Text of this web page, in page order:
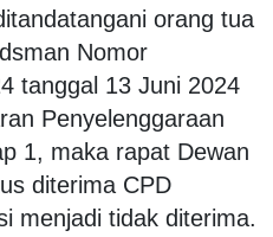
orang tua
Nomor
tanggal 13 Juni 2024
Penyelenggaraan
1, maka rapat Dewan
diterima CPD
menjadi tidak diterima.